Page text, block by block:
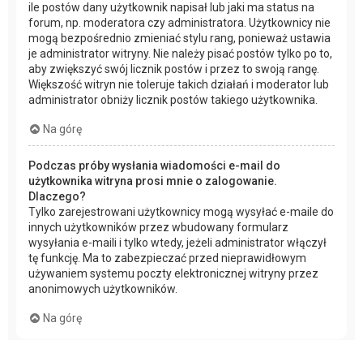
ile postów dany użytkownik napisał lub jaki ma status na
forum, np. moderatora czy administratora. Użytkownicy nie
mogą bezpośrednio zmieniać stylu rang, ponieważ ustawia
je administrator witryny. Nie należy pisać postów tylko po to,
aby zwiększyć swój licznik postów i przez to swoją rangę.
Większość witryn nie toleruje takich działań i moderator lub
administrator obniży licznik postów takiego użytkownika.
Na górę
Podczas próby wysłania wiadomości e-mail do
użytkownika witryna prosi mnie o zalogowanie.
Dlaczego?
Tylko zarejestrowani użytkownicy mogą wysyłać e-maile do
innych użytkowników przez wbudowany formularz
wysyłania e-maili i tylko wtedy, jeżeli administrator włączył
tę funkcję. Ma to zabezpieczać przed nieprawidłowym
używaniem systemu poczty elektronicznej witryny przez
anonimowych użytkowników.
Na górę